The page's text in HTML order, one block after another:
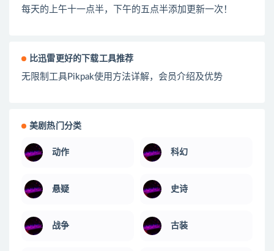
每天的上午十一点半，下午的五点半添加更新一次！
比迅雷更好的下载工具推荐
无限制工具Pikpak使用方法详解，会员介绍及优势
美剧热门分类
动作 科幻
悬疑 史诗
战争 古装